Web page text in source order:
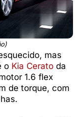
mas
o Kia Cerato da
1.6 flex
de torque, com